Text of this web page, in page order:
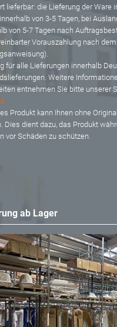
lieferbar: die Lieferung der Ware
von 3-5 Tagen, bei
von 5-7 Tagen nach
Vorauszahlung nach
für alle Lieferungen innerhalb
Weitere
entnehmen Sie bitte unserer
Produkt kann Ihnen ohne
Dies dient dazu, das Produkt
vor Schäden zu schützen.
ab Lager